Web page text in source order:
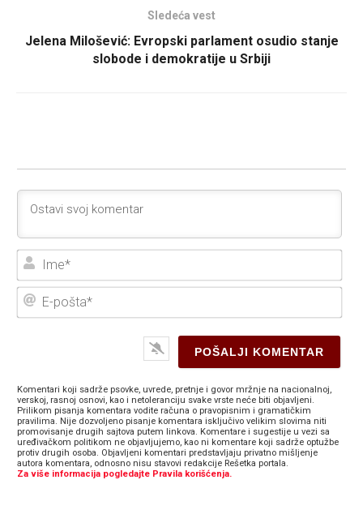
Sledeća vest
Jelena Milošević: Evropski parlament osudio stanje
slobode i demokratije u Srbiji
E-
Komentari koji sadrže psovke, uvrede, pretnje i govor mržnje na nacionalnoj,
verskoj, rasnoj osnovi, kao i netoleranciju svake vrste neće biti objavljeni.
Prilikom pisanja komentara vodite računa o pravopisnim i gramatičkim
pravilima. Nije dozvoljeno pisanje komentara isključivo velikim slovima niti
promovisanje drugih sajtova putem linkova. Komentare i sugestije u vezi sa
uređivačkom politikom ne objavljujemo, kao ni komentare koji sadrže optužbe
protiv drugih osoba. Objavljeni komentari predstavljaju privatno mišljenje
autora komentara, odnosno nisu stavovi redakcije Rešetka portala.
Za više informacija pogledajte Pravila korišćenja.